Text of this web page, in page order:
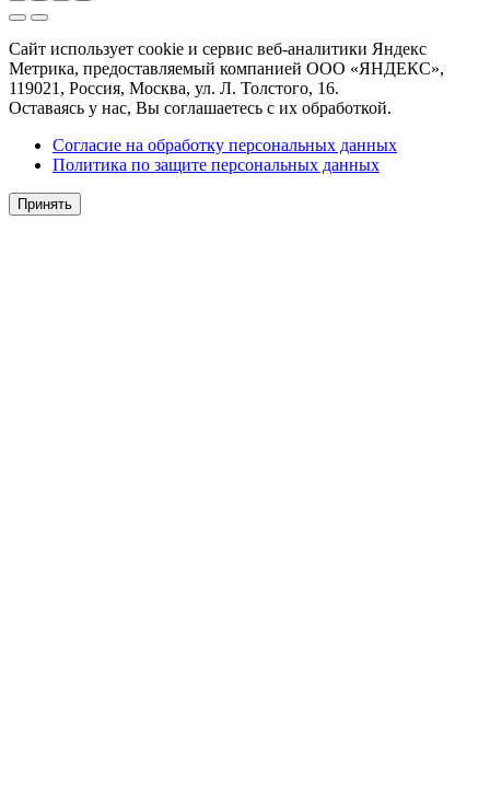
Сайт использует cookie и сервис веб-аналитики Яндекс
Метрика, предоставляемый компанией ООО «ЯНДЕКС»,
119021, Россия, Москва, ул. Л. Толстого, 16.
Оставаясь у нас, Вы соглашаетесь с их обработкой.
Согласие на обработку персональных данных
Политика по защите персональных данных
Принять